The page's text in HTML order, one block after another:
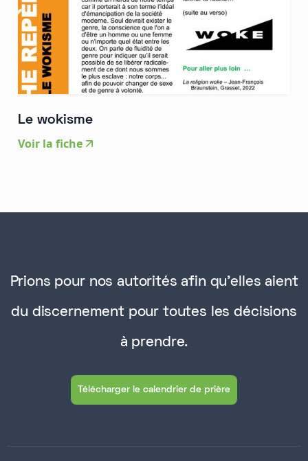
Le wokisme
Voir la fiche
Prions pour nos autorités afin qu'elles aient
du discernement pour toutes les décisions
à prendre.
Télécharger le calendrier de prière